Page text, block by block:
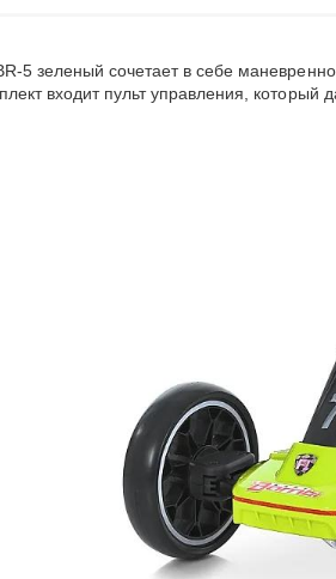
5 зеленый сочетает в себе
входит пульт управления,